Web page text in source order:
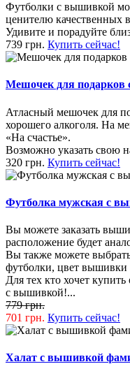
Футболки с вышивкой
ценителю качественных
Удивите и порадуйте
739 грн. Купить сейчас!
Мешочек для подарков
Атласный мешочек для
хорошего алкоголя. На
«На счастье».
Возможно указать свою
320 грн. Купить сейчас!
Футболка мужская с
Вы можете заказать
расположение будет
Вы также можете
футболки, цвет вышивки
Для тех кто хочет
с вышивкой!...
779 грн.
701 грн. Купить сейчас!
Халат с вышивкой